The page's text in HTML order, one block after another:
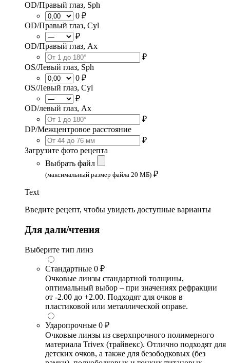
OD/Правый глаз, Sph
0 ₽
OD/Правый глаз, Cyl
₽
OD/Правый глаз, Ax
₽
OS/Левый глаз, Sph
0 ₽
OS/Левый глаз, Cyl
₽
OD/левый глаз, Ax
₽
DP/Межцентровое расстояние
₽
Загрузите фото рецепта
Выбрать файл
(максимальный размер файла 20 МБ) ₽
Text
Введите рецепт, чтобы увидеть доступные варианты
Для дали/чтения
Выберите тип линз
Стандартные 0 ₽
Очковые линзы стандартной толщины,
оптимальный выбор – при значениях рефракции
от -2.00 до +2.00. Подходят для очков в
пластиковой или металлической оправе.
Ударопрочные 0 ₽
Очковые линзы из сверхпрочного полимерного
материала Trivex (трайвекс). Отлично подходят для
детских очков, а также для безободковых (без